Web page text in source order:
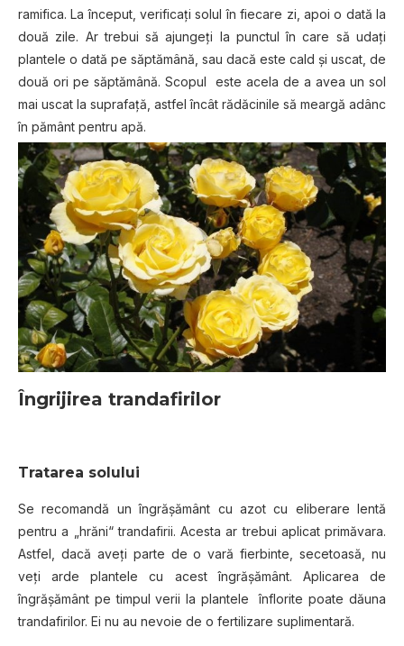
ramifica. La început, verificați solul în fiecare zi, apoi o dată la
două zile. Ar trebui să ajungeţi la punctul în care să udaţi
plantele o dată pe săptămână, sau dacă este cald și uscat, de
două ori pe săptămână. Scopul este acela de a avea un sol
mai uscat la suprafaţă, astfel încât rădăcinile să meargă adânc
în pământ pentru apă.
Îngrijirea trandafirilor
Tratarea solului
Se recomandă un îngrășământ cu azot cu eliberare lentă
pentru a „hrăni“ trandafirii. Acesta ar trebui aplicat primăvara.
Astfel, dacă aveți parte de o vară fierbinte, secetoasă, nu
veţi arde plantele cu acest îngrășământ. Aplicarea de
îngrăşământ pe timpul verii la plantele înflorite poate dăuna
trandafirilor. Ei nu au nevoie de o fertilizare suplimentară.